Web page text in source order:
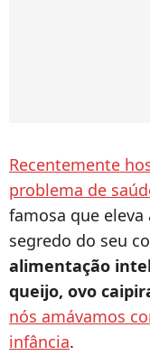
Recentemente
problema de
famosa que
segredo do seu
alimentação
queijo, ovo
nós amávamos
infância.